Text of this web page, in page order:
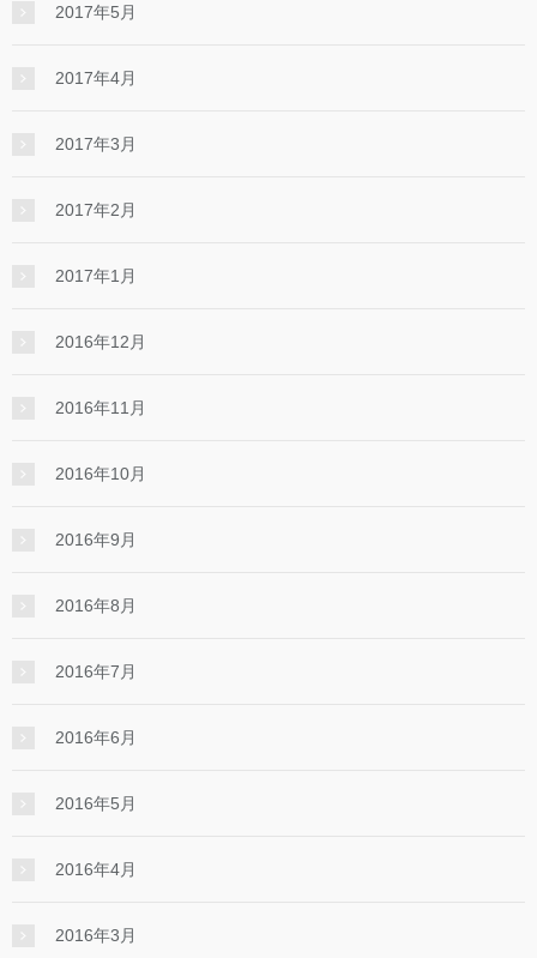
2017年5月
2017年4月
2017年3月
2017年2月
2017年1月
2016年12月
2016年11月
2016年10月
2016年9月
2016年8月
2016年7月
2016年6月
2016年5月
2016年4月
2016年3月